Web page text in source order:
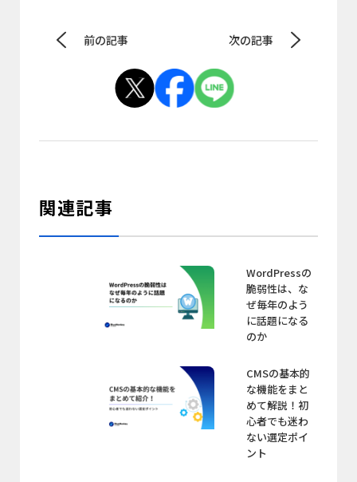
前の記事 次の記事
関連記事
WordPressの
脆弱性は、な
ぜ毎年のよう
に話題になる
のか
CMSの基本的
な機能をまと
めて解説！初
心者でも迷わ
ない選定ポイ
ント